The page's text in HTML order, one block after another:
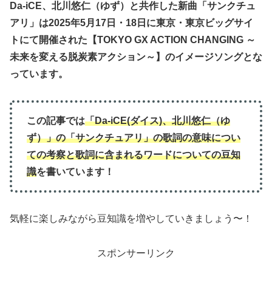
Da-iCE、北川悠仁（ゆず）と共作した新曲「サンクチュ
アリ」は2025年5月17日・18日に東京・東京ビッグサイ
トにて開催された【TOKYO GX ACTION CHANGING ～
未来を変える脱炭素アクション～】のイメージソングとな
っています。
この記事では「Da-iCE(ダイス)、北川悠仁（ゆ
ず）」の「サンクチュアリ」の歌詞の意味につい
ての考察と歌詞に含まれるワードについての豆知
識を書いています！
気軽に楽しみながら豆知識を増やしていきましょう〜！
スポンサーリンク